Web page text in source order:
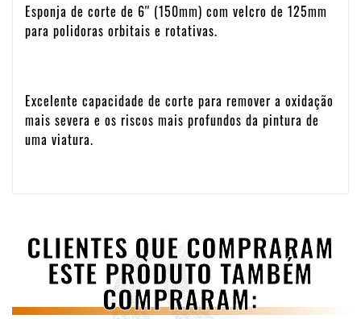
Esponja de corte de 6'' (150mm) com velcro de 125mm
para polidoras orbitais e rotativas.
Excelente capacidade de corte para remover a oxidação
mais severa e os riscos mais profundos da pintura de
uma viatura.
CLIENTES QUE COMPRARAM
ESTE PRODUTO TAMBÉM
COMPRARAM: